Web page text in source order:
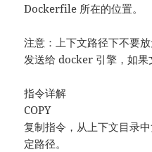
Dockerfile 所在的位置。
注意：上下文路径下不要
发送给 docker 引擎，如果
指令详解
COPY
复制指令，从上下文目录
定路径。